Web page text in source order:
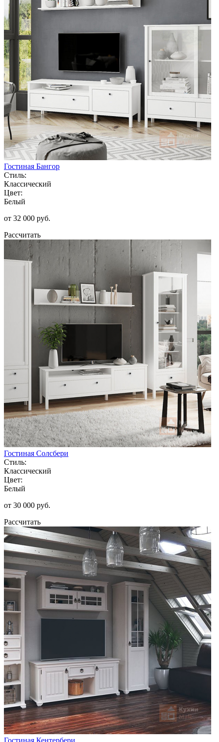
Гостиная Бангор
Стиль:
Классический
Цвет:
Белый
от 32 000 руб.
Рассчитать
Гостиная Солсбери
Стиль:
Классический
Цвет:
Белый
от 30 000 руб.
Рассчитать
Гостиная Кентербери